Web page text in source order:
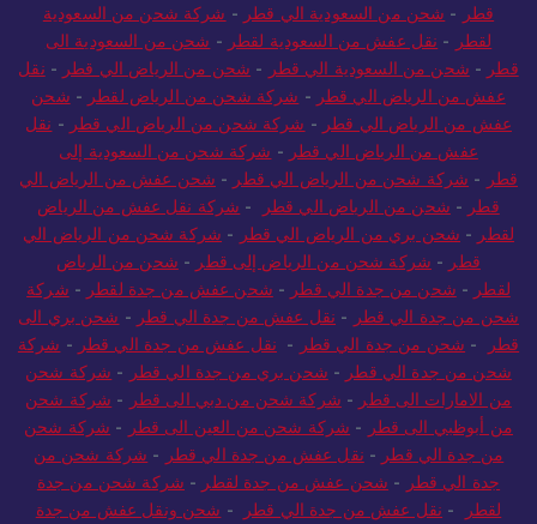
قطر - شحن من السعودية الي قطر - شركة شحن من السعودية
لقطر - نقل عفش من السعودية لقطر - شحن من السعودية الى
قطر - شحن من السعودية الي قطر - شحن من الرياض الي قطر - نقل
عفش من الرياض الي قطر - شركة شحن من الرياض لقطر - شحن
عفش من الرياض الي قطر - شركة شحن من الرياض الي قطر - نقل
عفش من الرياض الي قطر - شركة شحن من السعودية إلى
قطر - شركة شحن من الرياض الي قطر - شحن عفش من الرياض الي
قطر - شحن من الرياض الي قطر - شركة نقل عفش من الرياض
لقطر - شحن بري من الرياض الي قطر - شركة شحن من الرياض الي
قطر - شركة شحن من الرياض إلى قطر - شحن من الرياض
لقطر - شحن من جدة الي قطر - شحن عفش من جدة لقطر - شركة
شحن من جدة الي قطر - نقل عفش من جدة الي قطر - شحن بري الى
قطر
- شحن من جدة الي قطر - نقل عفش من جدة الي قطر - شركة
شحن من جدة الي قطر - شحن بري من جدة الي قطر - شركة شحن
من الامارات الى قطر - شركة شحن من دبي الى قطر - شركة شحن
من أبوظبي الى قطر - شركة شحن من العين الى قطر - شركة شحن
من جدة الي قطر - نقل عفش من جدة الي قطر - شركة شحن من
جدة الي قطر - شحن عفش من جدة لقطر - شركة شحن من جدة
لقطر
- نقل عفش من جدة الي قطر - شحن ونقل عفش من جدة